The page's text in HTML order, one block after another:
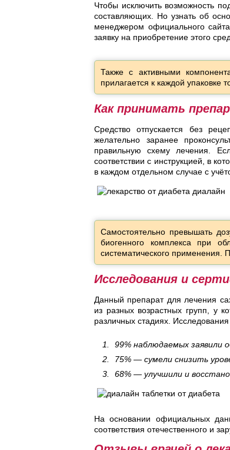
Чтобы исключить возможность
составляющих. Но узнать об
менеджером официального
заявку на приобретение этого
Также с активными
прилагается к каждой упаковке
Как принимать
Средство отпускается без
желательно заранее
правильную схему лечения.
соответствии с инструкцией, в
в каждом отдельном случае с
Самостоятельно превышать
биогенного комплекса при
систематического применения.
Исследования и
Данный препарат для лечения
из разных возрастных групп, у
различных стадиях.
99% наблюдаемых заявили
75% — сумели снизить
68% — улучшили и
На основании официальных
соответствия отечественного и